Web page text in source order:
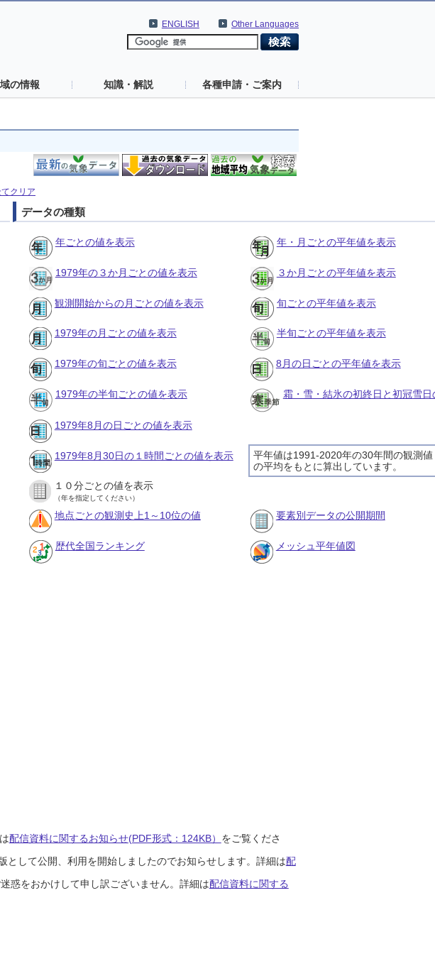
Other Languages
ENGLISH
の情報 知識・解説 各種申請・ご案内
クリア
データの種類
年ごとの値を表示 年・月ごとの平年値を表示
1979年の３か月ごとの値を表示 ３か月ごとの平年値を表示
観測開始からの月ごとの値を表示 旬ごとの平年値を表示
1979年の月ごとの値を表示 半旬ごとの平年値を表示
1979年の旬ごとの値を表示 8月の日ごとの平年値を表示
1979年の半旬ごとの値を表示 霜・雪・結氷の初終日と初冠雪
1979年8月の日ごとの値を表示
平年値は1991-2020年の30年間の観測値
の平均をもとに算出しています。
1979年8月30日の１時間ごとの値を表示
１０分ごとの値を表示
（年を指定してください）
地点ごとの観測史上1～10位の値 要素別データの公開期間
歴代全国ランキング メッシュ平年値図
配信資料に関するお知らせ(PDF形式：124KB） をご覧くださ
して公開、利用を開始しましたのでお知らせします。詳細は配
惑をおかけして申し訳ございません。詳細は配信資料に関する